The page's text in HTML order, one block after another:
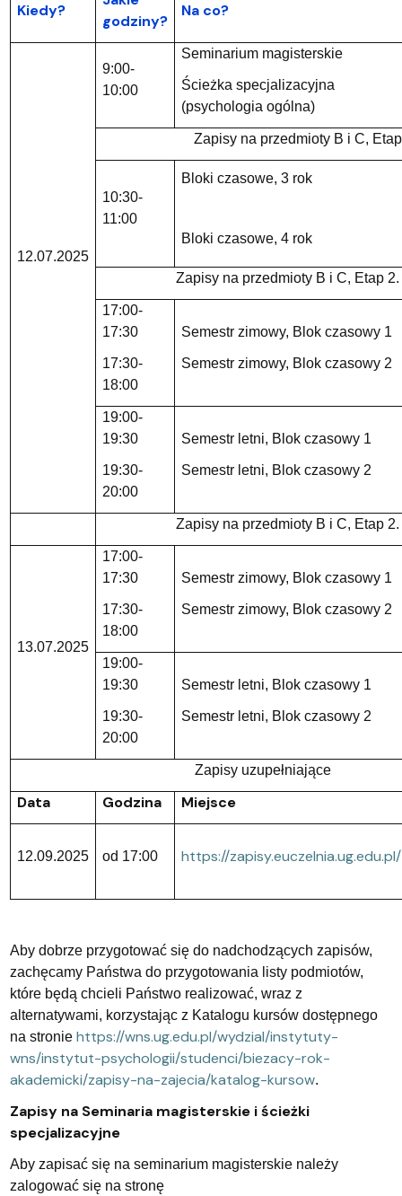
Kiedy?
godziny?
Na co?
12.07.2025
9:00-
10:00
Seminarium magisterskie
Ścieżka specjalizacyjna
(psychologia ogólna)
Zapisy na przedmioty B i C,
10:30-
11:00
Bloki czasowe, 3 rok
Bloki czasowe, 4 rok
Zapisy na przedmioty B i C, Etap 2.
17:00-
17:30
17:30-
18:00
Semestr zimowy, Blok czasowy 1
Semestr zimowy, Blok czasowy 2
19:00-
19:30
19:30-
20:00
Semestr letni, Blok czasowy 1
Semestr letni, Blok czasowy 2
Zapisy na przedmioty B i C, Etap 2.
13.07.2025
17:00-
17:30
17:30-
18:00
Semestr zimowy, Blok czasowy 1
Semestr zimowy, Blok czasowy 2
19:00-
19:30
19:30-
20:00
Semestr letni, Blok czasowy 1
Semestr letni, Blok czasowy 2
Zapisy uzupełniające
Data Godzina Miejsce
12.09.2025 od 17:00 https://zapisy.euczelnia.ug.edu.pl/
Aby dobrze przygotować się do nadchodzących zapisów,
zachęcamy Państwa do przygotowania listy podmiotów,
które będą chcieli Państwo realizować, wraz z
alternatywami, korzystając z Katalogu kursów dostępnego
na stronie https://wns.ug.edu.pl/wydzial/instytuty-
wns/instytut-psychologii/studenci/biezacy-rok-
akademicki/zapisy-na-zajecia/katalog-kursow.
Zapisy na Seminaria magisterskie i ścieżki
specjalizacyjne
Aby zapisać się na seminarium magisterskie należy
zalogować się na stronę